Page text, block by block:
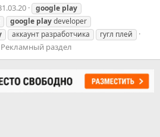
google play
google playdeveloper
аккаунт разработчика гугл плей
Рекламный раздел